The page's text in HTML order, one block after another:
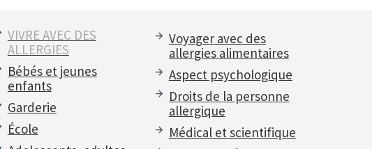
VIVRE AVEC DES
ALLERGIES
Bébés et jeunes
enfants
Garderie
École
Voyager avec des
allergies alimentaires
Aspect psychologique
Droits de la personne
allergique
Médical et scientifique